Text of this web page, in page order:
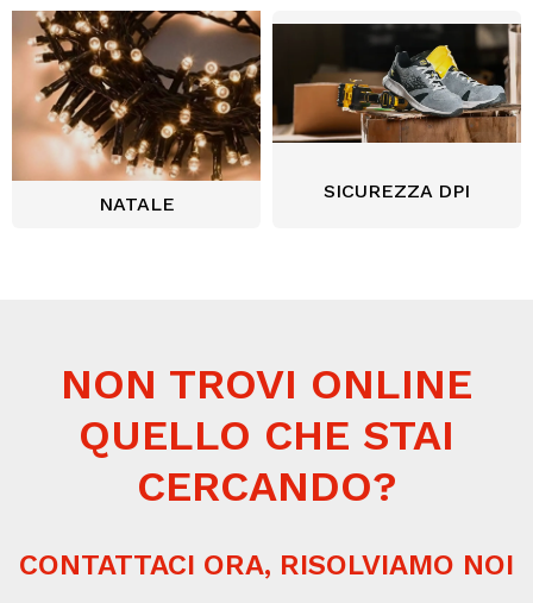
NATALE
SICUREZZA DPI
NON TROVI ONLINE
QUELLO CHE STAI
CERCANDO?
CONTATTACI ORA, RISOLVIAMO NOI